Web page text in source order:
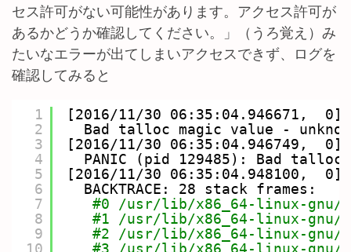
セス許可がない可能性があります。アクセス許可が
あるかどうか確認してください。」（うろ覚え）み
たいなエラーが出てしまいアクセスできず、ログを
確認してみると
1
2
3
4
5
6
7
8
9
[2016/11/30
06:35:04.946671,
Bad talloc magic value -
[2016/11/30
06:35:04.946749,
PANIC (pid 129485): Bad talloc
[2016/11/30
06:35:04.948100,
BACKTRACE: 28 stack frames:
#0 /usr/lib/x86_64-linux-gnu/
#1 /usr/lib/x86_64-linux-gnu/
#2 /usr/lib/x86_64-linux-gnu/